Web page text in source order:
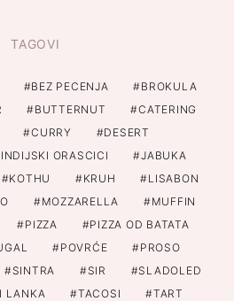
TAGOVI
BEZ PECENJA
BROKULA
BUTTERNUT
CATERING
CURRY
DESERT
INDIJSKI ORASCICI
JABUKA
KOTHU KRUH
LISABON
MOZZARELLA
MUFFIN
PIZZA
PIZZA OD BATATA
POVRĆE
PROSO
SINTRA SIR
SLADOLED
LANKA TACOSI
TART